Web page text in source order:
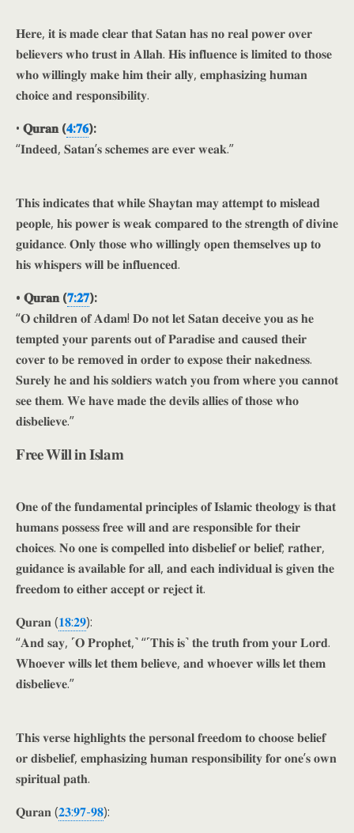
𝐇𝐞𝐫𝐞, 𝐢𝐭 𝐢𝐬 𝐦𝐚𝐝𝐞 𝐜𝐥𝐞𝐚𝐫 𝐭𝐡𝐚𝐭 𝐒𝐚𝐭𝐚𝐧 𝐡𝐚𝐬 𝐧𝐨 𝐫𝐞𝐚𝐥 𝐩𝐨𝐰𝐞𝐫 𝐨𝐯𝐞𝐫
𝐛𝐞𝐥𝐢𝐞𝐯𝐞𝐫𝐬 𝐰𝐡𝐨 𝐭𝐫𝐮𝐬𝐭 𝐢𝐧 𝐀𝐥𝐥𝐚𝐡. 𝐇𝐢𝐬 𝐢𝐧𝐟𝐥𝐮𝐞𝐧𝐜𝐞 𝐢𝐬 𝐥𝐢𝐦𝐢𝐭𝐞𝐝 𝐭𝐨 𝐭𝐡𝐨𝐬𝐞
𝐰𝐡𝐨 𝐰𝐢𝐥𝐥𝐢𝐧𝐠𝐥𝐲 𝐦𝐚𝐤𝐞 𝐡𝐢𝐦 𝐭𝐡𝐞𝐢𝐫 𝐚𝐥𝐥𝐲, 𝐞𝐦𝐩𝐡𝐚𝐬𝐢𝐳𝐢𝐧𝐠 𝐡𝐮𝐦𝐚𝐧
𝐜𝐡𝐨𝐢𝐜𝐞 𝐚𝐧𝐝 𝐫𝐞𝐬𝐩𝐨𝐧𝐬𝐢𝐛𝐢𝐥𝐢𝐭𝐲.
• 𝐐𝐮𝐫𝐚𝐧 (𝟒:𝟕𝟔):
“𝐈𝐧𝐝𝐞𝐞𝐝, 𝐒𝐚𝐭𝐚𝐧’𝐬 𝐬𝐜𝐡𝐞𝐦𝐞𝐬 𝐚𝐫𝐞 𝐞𝐯𝐞𝐫 𝐰𝐞𝐚𝐤.”
𝐓𝐡𝐢𝐬 𝐢𝐧𝐝𝐢𝐜𝐚𝐭𝐞𝐬 𝐭𝐡𝐚𝐭 𝐰𝐡𝐢𝐥𝐞 𝐒𝐡𝐚𝐲𝐭𝐚𝐧 𝐦𝐚𝐲 𝐚𝐭𝐭𝐞𝐦𝐩𝐭 𝐭𝐨 𝐦𝐢𝐬𝐥𝐞𝐚𝐝
𝐩𝐞𝐨𝐩𝐥𝐞, 𝐡𝐢𝐬 𝐩𝐨𝐰𝐞𝐫 𝐢𝐬 𝐰𝐞𝐚𝐤 𝐜𝐨𝐦𝐩𝐚𝐫𝐞𝐝 𝐭𝐨 𝐭𝐡𝐞 𝐬𝐭𝐫𝐞𝐧𝐠𝐭𝐡 𝐨𝐟 𝐝𝐢𝐯𝐢𝐧𝐞
𝐠𝐮𝐢𝐝𝐚𝐧𝐜𝐞. 𝐎𝐧𝐥𝐲 𝐭𝐡𝐨𝐬𝐞 𝐰𝐡𝐨 𝐰𝐢𝐥𝐥𝐢𝐧𝐠𝐥𝐲 𝐨𝐩𝐞𝐧 𝐭𝐡𝐞𝐦𝐬𝐞𝐥𝐯𝐞𝐬 𝐮𝐩 𝐭𝐨
𝐡𝐢𝐬 𝐰𝐡𝐢𝐬𝐩𝐞𝐫𝐬 𝐰𝐢𝐥𝐥 𝐛𝐞 𝐢𝐧𝐟𝐥𝐮𝐞𝐧𝐜𝐞𝐝.
• 𝐐𝐮𝐫𝐚𝐧 (𝟕:𝟐𝟕):
“𝐎 𝐜𝐡𝐢𝐥𝐝𝐫𝐞𝐧 𝐨𝐟 𝐀𝐝𝐚𝐦! 𝐃𝐨 𝐧𝐨𝐭 𝐥𝐞𝐭 𝐒𝐚𝐭𝐚𝐧 𝐝𝐞𝐜𝐞𝐢𝐯𝐞 𝐲𝐨𝐮 𝐚𝐬 𝐡𝐞
𝐭𝐞𝐦𝐩𝐭𝐞𝐝 𝐲𝐨𝐮𝐫 𝐩𝐚𝐫𝐞𝐧𝐭𝐬 𝐨𝐮𝐭 𝐨𝐟 𝐏𝐚𝐫𝐚𝐝𝐢𝐬𝐞 𝐚𝐧𝐝 𝐜𝐚𝐮𝐬𝐞𝐝 𝐭𝐡𝐞𝐢𝐫
𝐜𝐨𝐯𝐞𝐫 𝐭𝐨 𝐛𝐞 𝐫𝐞𝐦𝐨𝐯𝐞𝐝 𝐢𝐧 𝐨𝐫𝐝𝐞𝐫 𝐭𝐨 𝐞𝐱𝐩𝐨𝐬𝐞 𝐭𝐡𝐞𝐢𝐫 𝐧𝐚𝐤𝐞𝐝𝐧𝐞𝐬𝐬.
𝐒𝐮𝐫𝐞𝐥𝐲 𝐡𝐞 𝐚𝐧𝐝 𝐡𝐢𝐬 𝐬𝐨𝐥𝐝𝐢𝐞𝐫𝐬 𝐰𝐚𝐭𝐜𝐡 𝐲𝐨𝐮 𝐟𝐫𝐨𝐦 𝐰𝐡𝐞𝐫𝐞 𝐲𝐨𝐮 𝐜𝐚𝐧𝐧𝐨𝐭
𝐬𝐞𝐞 𝐭𝐡𝐞𝐦. 𝐖𝐞 𝐡𝐚𝐯𝐞 𝐦𝐚𝐝𝐞 𝐭𝐡𝐞 𝐝𝐞𝐯𝐢𝐥𝐬 𝐚𝐥𝐥𝐢𝐞𝐬 𝐨𝐟 𝐭𝐡𝐨𝐬𝐞 𝐰𝐡𝐨
𝐝𝐢𝐬𝐛𝐞𝐥𝐢𝐞𝐯𝐞.”
𝐅𝐫𝐞𝐞 𝐖𝐢𝐥𝐥 𝐢𝐧 𝐈𝐬𝐥𝐚𝐦
𝐎𝐧𝐞 𝐨𝐟 𝐭𝐡𝐞 𝐟𝐮𝐧𝐝𝐚𝐦𝐞𝐧𝐭𝐚𝐥 𝐩𝐫𝐢𝐧𝐜𝐢𝐩𝐥𝐞𝐬 𝐨𝐟 𝐈𝐬𝐥𝐚𝐦𝐢𝐜 𝐭𝐡𝐞𝐨𝐥𝐨𝐠𝐲 𝐢𝐬 𝐭𝐡𝐚𝐭
𝐡𝐮𝐦𝐚𝐧𝐬 𝐩𝐨𝐬𝐬𝐞𝐬𝐬 𝐟𝐫𝐞𝐞 𝐰𝐢𝐥𝐥 𝐚𝐧𝐝 𝐚𝐫𝐞 𝐫𝐞𝐬𝐩𝐨𝐧𝐬𝐢𝐛𝐥𝐞 𝐟𝐨𝐫 𝐭𝐡𝐞𝐢𝐫
𝐜𝐡𝐨𝐢𝐜𝐞𝐬. 𝐍𝐨 𝐨𝐧𝐞 𝐢𝐬 𝐜𝐨𝐦𝐩𝐞𝐥𝐥𝐞𝐝 𝐢𝐧𝐭𝐨 𝐝𝐢𝐬𝐛𝐞𝐥𝐢𝐞𝐟 𝐨𝐫 𝐛𝐞𝐥𝐢𝐞𝐟; 𝐫𝐚𝐭𝐡𝐞𝐫,
𝐠𝐮𝐢𝐝𝐚𝐧𝐜𝐞 𝐢𝐬 𝐚𝐯𝐚𝐢𝐥𝐚𝐛𝐥𝐞 𝐟𝐨𝐫 𝐚𝐥𝐥, 𝐚𝐧𝐝 𝐞𝐚𝐜𝐡 𝐢𝐧𝐝𝐢𝐯𝐢𝐝𝐮𝐚𝐥 𝐢𝐬 𝐠𝐢𝐯𝐞𝐧 𝐭𝐡𝐞
𝐟𝐫𝐞𝐞𝐝𝐨𝐦 𝐭𝐨 𝐞𝐢𝐭𝐡𝐞𝐫 𝐚𝐜𝐜𝐞𝐩𝐭 𝐨𝐫 𝐫𝐞𝐣𝐞𝐜𝐭 𝐢𝐭.
𝐐𝐮𝐫𝐚𝐧 (𝟏𝟖:𝟐𝟗):
“𝐀𝐧𝐝 𝐬𝐚𝐲, ˹𝐎 𝐏𝐫𝐨𝐩𝐡𝐞𝐭,˺ “˹𝐓𝐡𝐢𝐬 𝐢𝐬˺ 𝐭𝐡𝐞 𝐭𝐫𝐮𝐭𝐡 𝐟𝐫𝐨𝐦 𝐲𝐨𝐮𝐫 𝐋𝐨𝐫𝐝.
𝐖𝐡𝐨𝐞𝐯𝐞𝐫 𝐰𝐢𝐥𝐥𝐬 𝐥𝐞𝐭 𝐭𝐡𝐞𝐦 𝐛𝐞𝐥𝐢𝐞𝐯𝐞, 𝐚𝐧𝐝 𝐰𝐡𝐨𝐞𝐯𝐞𝐫 𝐰𝐢𝐥𝐥𝐬 𝐥𝐞𝐭 𝐭𝐡𝐞𝐦
𝐝𝐢𝐬𝐛𝐞𝐥𝐢𝐞𝐯𝐞.”
𝐓𝐡𝐢𝐬 𝐯𝐞𝐫𝐬𝐞 𝐡𝐢𝐠𝐡𝐥𝐢𝐠𝐡𝐭𝐬 𝐭𝐡𝐞 𝐩𝐞𝐫𝐬𝐨𝐧𝐚𝐥 𝐟𝐫𝐞𝐞𝐝𝐨𝐦 𝐭𝐨 𝐜𝐡𝐨𝐨𝐬𝐞 𝐛𝐞𝐥𝐢𝐞𝐟
𝐨𝐫 𝐝𝐢𝐬𝐛𝐞𝐥𝐢𝐞𝐟, 𝐞𝐦𝐩𝐡𝐚𝐬𝐢𝐳𝐢𝐧𝐠 𝐡𝐮𝐦𝐚𝐧 𝐫𝐞𝐬𝐩𝐨𝐧𝐬𝐢𝐛𝐢𝐥𝐢𝐭𝐲 𝐟𝐨𝐫 𝐨𝐧𝐞’𝐬 𝐨𝐰𝐧
𝐬𝐩𝐢𝐫𝐢𝐭𝐮𝐚𝐥 𝐩𝐚𝐭𝐡.
𝐐𝐮𝐫𝐚𝐧 (𝟐𝟑:𝟗𝟕-𝟗𝟖):